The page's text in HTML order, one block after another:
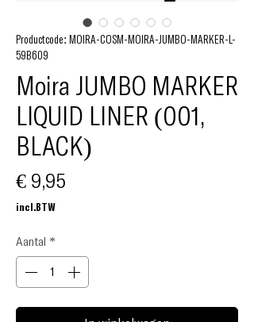
Productcode: MOIRA-COSM-MOIRA-JUMBO-MARKER-L-
59B609
Moira JUMBO MARKER
LIQUID LINER (001,
BLACK)
€ 9,95
incl.BTW
Aantal *